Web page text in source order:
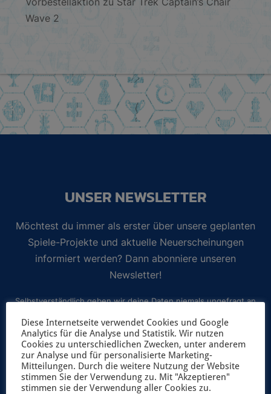
Wave 2
UNSER NEWSLETTER
Möchtest du immer als erster über unsere geplanten
Spiele-Projekte und aktuelle Neuerscheinungen
informiert werden? Dann abonniere unseren
Newsletter!
Selbstverständlich geben wir deine Daten niemals ungefragt an
Dritte weiter. Weitere Informationen zum Newsletterversand
findest du in unsererDatenschutzerklärung.
Diese Internetseite verwendet Cookies und Google
Analytics für die Analyse und Statistik. Wir nutzen
Cookies zu unterschiedlichen Zwecken, unter anderem
zur Analyse und für personalisierte Marketing-
Mitteilungen. Durch die weitere Nutzung der Website
stimmen Sie der Verwendung zu. Mit "Akzeptieren"
stimmen sie der Verwendung aller Cookies zu.